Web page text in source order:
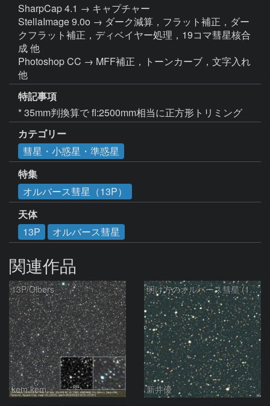
SharpCap 4.1 → キャプチャー
StellaImage 9.0o → ダーク減算，フラット補正，ダー
クフラット補正，ディベイヤー処理，19コマ彗星核合
成 他
Photoshop CC → MFF補正，トーンカーブ，文字入れ
他
特記事項
* 35mm判換算で fl:2500mm相当に正方形トリミング
カテゴリー
彗星・小惑星・準惑星
特集
オルバース彗星（13P）
天体
13P
オルバース彗星
関連作品
13P/Olbers
kem.kem
明け方のオルバース彗星 (13P)：2025/03/20
新井優